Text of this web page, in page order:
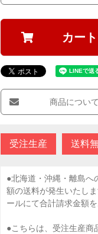
カー
商品につい
受注生産 送料
●北海道・沖縄・離島へ
額の送料が発生いたし
ールにて合計請求金額
●こちらは、受注生産商